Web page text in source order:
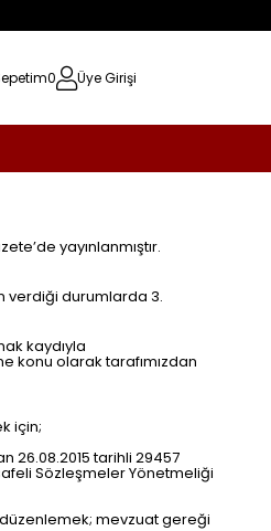
0 Üye Girişi
yayınlanmıştır.
verdiği durumlarda 3.
kaydıyla
konu olarak tarafımızdan
için;
26.08.2015 tarihli 29457
Sözleşmeler Yönetmeliği
mevzuat gereği